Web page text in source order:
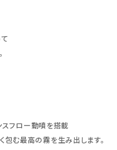
フロー動噴を搭載
包む最高の霧を生み出します。